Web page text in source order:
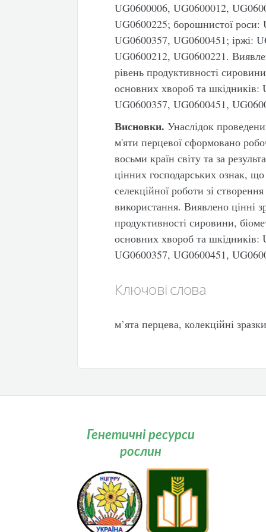
UG0600006, UG0600012,
UG0600225; борошнистої
UG0600357, UG0600451; іржі:
UG0600212, UG0600221.
рівень продуктивності
основних хвороб та
UG0600357, UG0600451,
Висновки. Унаслідок
м'яти перцевої сформовано
восьми країн світу та за
цінних господарських ознак,
селекційної роботи зі
використання. Виявлено цінні
продуктивності сировини,
основних хвороб та
UG0600357, UG0600451,
Ключові слова
м’ята перцева, колекційні
Генетичні ресурси
рослин